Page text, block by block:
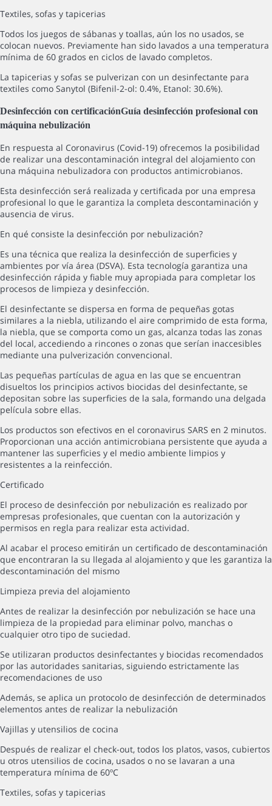
Textiles, sofas y tapicerias
Todos los juegos de sábanas y toallas, aún los no usados, se
colocan nuevos. Previamente han sido lavados a una temperatura
mínima de 60 grados en ciclos de lavado completos.
La tapicerias y sofas se pulverizan con un desinfectante para
textiles como Sanytol (Bifenil-2-ol: 0.4%, Etanol: 30.6%).
Desinfección con certificaciónGuía desinfección profesional con
máquina nebulización
En respuesta al Coronavirus (Covid-19) ofrecemos la posibilidad
de realizar una descontaminación integral del alojamiento con
una máquina nebulizadora con productos antimicrobianos.
Esta desinfección será realizada y certificada por una empresa
profesional lo que le garantiza la completa descontaminación y
ausencia de virus.
En qué consiste la desinfección por nebulización?
Es una técnica que realiza la desinfección de superficies y
ambientes por vía área (DSVA). Esta tecnología garantiza una
desinfección rápida y fiable muy apropiada para completar los
procesos de limpieza y desinfección.
El desinfectante se dispersa en forma de pequeñas gotas
similares a la niebla, utilizando el aire comprimido de esta forma,
la niebla, que se comporta como un gas, alcanza todas las zonas
del local, accediendo a rincones o zonas que serían inaccesibles
mediante una pulverización convencional.
Las pequeñas partículas de agua en las que se encuentran
disueltos los principios activos biocidas del desinfectante, se
depositan sobre las superficies de la sala, formando una delgada
película sobre ellas.
Los productos son efectivos en el coronavirus SARS en 2 minutos.
Proporcionan una acción antimicrobiana persistente que ayuda a
mantener las superficies y el medio ambiente limpios y
resistentes a la reinfección.
Certificado
El proceso de desinfección por nebulización es realizado por
empresas profesionales, que cuentan con la autorización y
permisos en regla para realizar esta actividad.
Al acabar el proceso emitirán un certificado de descontaminación
que encontraran la su llegada al alojamiento y que les garantiza la
descontaminación del mismo
Limpieza previa del alojamiento
Antes de realizar la desinfección por nebulización se hace una
limpieza de la propiedad para eliminar polvo, manchas o
cualquier otro tipo de suciedad.
Se utilizaran productos desinfectantes y biocidas recomendados
por las autoridades sanitarias, siguiendo estrictamente las
recomendaciones de uso
Además, se aplica un protocolo de desinfección de determinados
elementos antes de realizar la nebulización
Vajillas y utensilios de cocina
Después de realizar el check-out, todos los platos, vasos, cubiertos
u otros utensilios de cocina, usados o no se lavaran a una
temperatura mínima de 60ºC
Textiles, sofas y tapicerias